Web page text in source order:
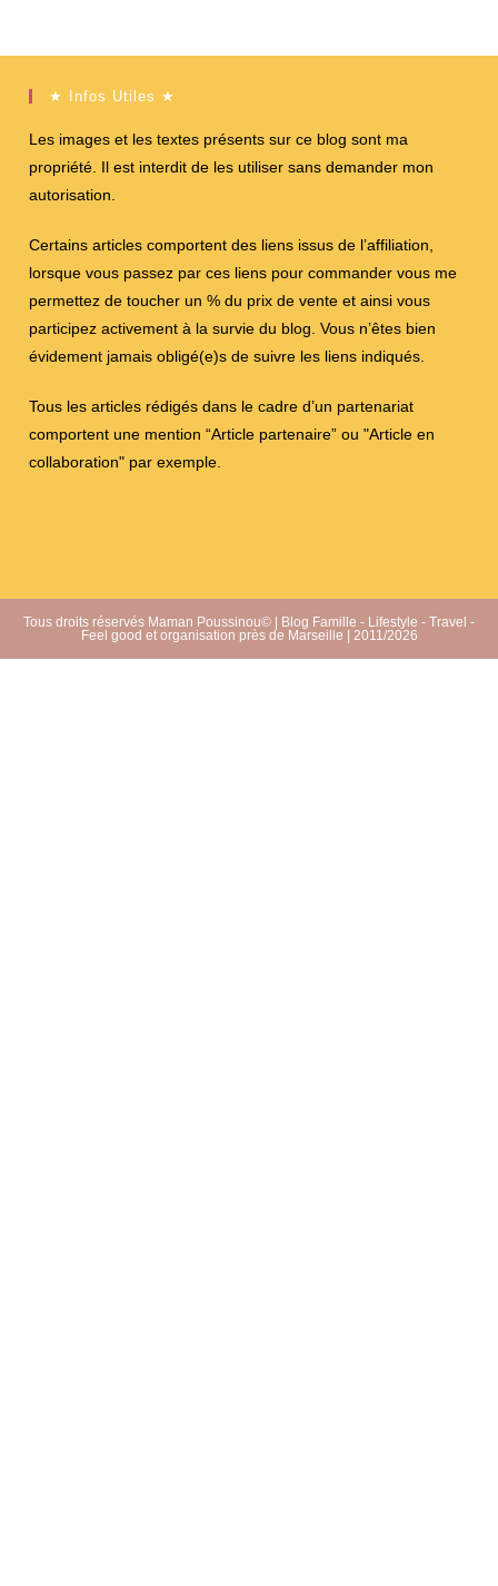
★ Infos Utiles ★
Les images et les textes présents sur ce blog sont ma
propriété. Il est interdit de les utiliser sans demander mon
autorisation.
Certains articles comportent des liens issus de l’affiliation,
lorsque vous passez par ces liens pour commander vous me
permettez de toucher un % du prix de vente et ainsi vous
participez activement à la survie du blog. Vous n’êtes bien
évidement jamais obligé(e)s de suivre les liens indiqués.
Tous les articles rédigés dans le cadre d’un partenariat
comportent une mention “Article partenaire” ou "Article en
collaboration" par exemple.
Tous droits réservés Maman Poussinou© | Blog Famille - Lifestyle - Travel -
Feel good et organisation près de Marseille | 2011/2026